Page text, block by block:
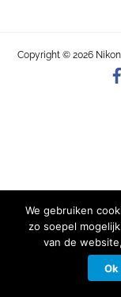
Copyright © 2026
We gebruiken
zo soepel
van de
Ok